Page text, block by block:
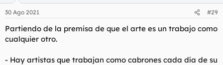
e
:
30 Ago 2021 #29
Partiendo de la premisa de que el arte es un trabajo como
cualquier otro.
- Hay artistas que trabajan como cabrones cada día de su